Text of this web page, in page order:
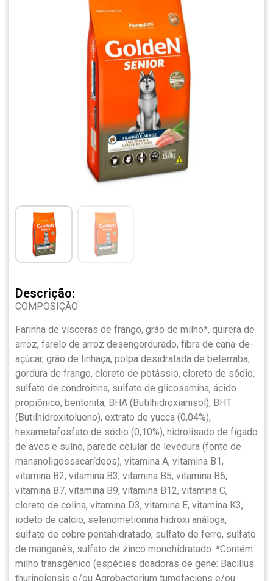
Descrição:
COMPOSIÇÃO
Farinha de vísceras de frango, grão de milho*, quirera de
arroz, farelo de arroz desengordurado, fibra de cana-de-
açúcar, grão de linhaça, polpa desidratada de beterraba,
gordura de frango, cloreto de potássio, cloreto de sódio,
sulfato de condroitina, sulfato de glicosamina, ácido
propiônico, bentonita, BHA (Butilhidroxianisol), BHT
(Butilhidroxitolueno), extrato de yucca (0,04%),
hexametafosfato de sódio (0,10%), hidrolisado de fígado
de aves e suíno, parede celular de levedura (fonte de
mananoligossacarídeos), vitamina A, vitamina B1,
vitamina B2, vitamina B3, vitamina B5, vitamina B6,
vitamina B7, vitamina B9, vitamina B12, vitamina C,
cloreto de colina, vitamina D3, vitamina E, vitamina K3,
iodeto de cálcio, selenometionina hidroxi análoga,
sulfato de cobre pentahidratado, sulfato de ferro, sulfato
de manganês, sulfato de zinco monohidratado. *Contém
milho transgênico (espécies doadoras de gene: Bacillus
thuringiensis e/ou Agrobacterium tumefaciens e/ou